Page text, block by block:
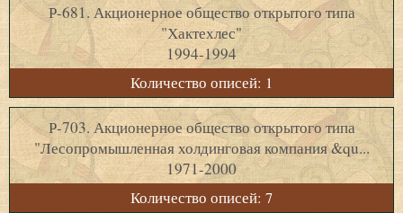
Р-681. Акционерное общество открытого типа
"Хактехлес"
1994-1994
Количество описей: 1
Р-703. Акционерное общество открытого типа
"Лесопромышленная холдинговая компания &qu...
1971-2000
Количество описей: 7